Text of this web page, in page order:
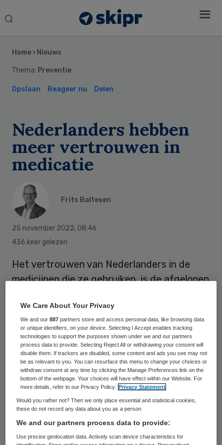
Search
Home › Nieuws
Thema: Preventie
Opslaan Reageer nu Delen
Nederlanders hebben
meer vertrouwen in
medicatie
Frits Baltesen
25 november 2022, 08:46
436 keer gelezen
Het vertrouwen van Nederlanders in de
medicijnen die ze gebruiken, is de afgelopen
onderzoeksinstituut Nivel en het College
ter Beoordeling van Geneesmiddelen (CBG)
op basis van een enquête. Gemiddeld geven
Nederlanders het vertrouwen in hun
medicijnen het rapportcijfer 8,2.
In 2018, toen het vorige onderzoek werd
gedaan, was dit gemiddeld nog een 7,9.
Het vertrouwen dat mensen stellen in
Sidebar
We Care About Your Privacy
We and our887 partners store and access personal data, like browsing data
or unique identifiers, on your device. Selecting I Accept enables tracking
technologies to support the purposes shown under we and our partners
process data to provide. Selecting Reject All or withdrawing your consent will
disable them. If trackers are disabled, some content and ads you see may not
be as relevant to you. You can resurface this menu to change your choices or
withdraw consent at any time by clicking the Manage Preferences link on the
bottom of the webpage. Your choices will have effect within our Website. For
more details, refer to our Privacy Policy.
Privacy Statement
Would you rather not? Then we only place essential and statistical cookies,
these do not record any data about you as a person
We and our partners process data to provide:
Use precise geolocation data. Actively scan device characteristics for